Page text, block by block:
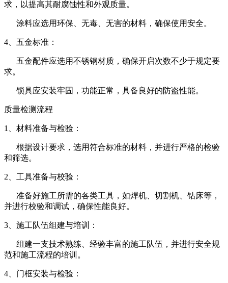
求，以提高其耐腐蚀性和外观质量。
涂料应选用环保、无毒、无害的材料，确保使用安全。
4、五金标准：
五金配件应选用不锈钢材质，确保开启次数不少于规定要
求。
锁具应安装牢固，功能正常，具备良好的防盗性能。
质量检测流程
1、材料准备与检验：
根据设计要求，选用符合标准的材料，并进行严格的检验
和筛选。
2、工具准备与校验：
准备好施工所需的各类工具，如焊机、切割机、钻床等，
并进行校验和调试，确保性能良好。
3、施工队伍组建与培训：
组建一支技术熟练、经验丰富的施工队伍，并进行安全规
范和施工流程的培训。
4、门框安装与检验：